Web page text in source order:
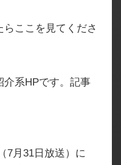
ここを見てくださ
介系HPです。記事
7月31日放送）に